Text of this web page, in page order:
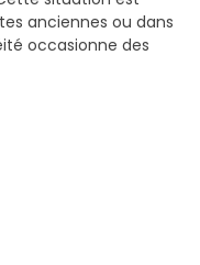
anciennes ou dans
occasionne des